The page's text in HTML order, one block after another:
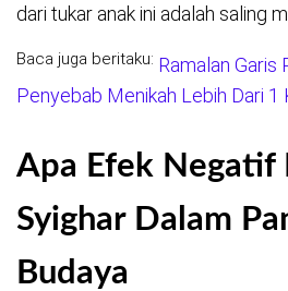
dari tukar anak ini adalah saling
Baca juga beritaku: Ramalan Garis
Penyebab Menikah Lebih Dari 1
Apa Efek Negatif
Syighar Dalam
Budaya